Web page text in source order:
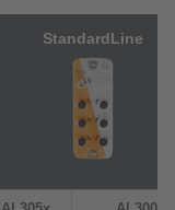
StandardLine